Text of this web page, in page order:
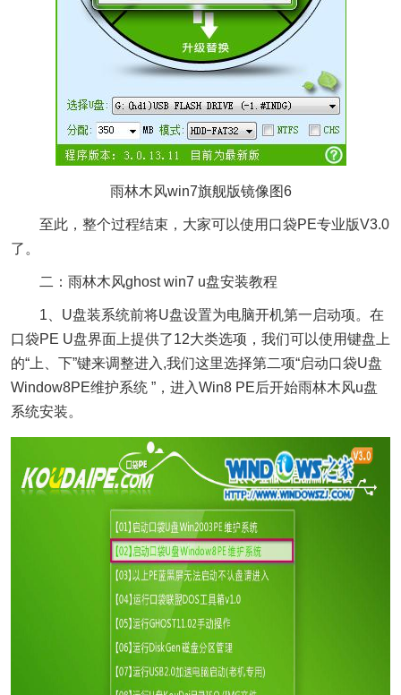
雨林木风win7旗舰版镜像图6
至此，整个过程结束，大家可以使用口袋PE专业版V3.0
了。
二：雨林木风ghost win7 u盘安装教程
1、U盘装系统前将U盘设置为电脑开机第一启动项。在
口袋PE U盘界面上提供了12大类选项，我们可以使用键盘上
的“上、下”键来调整进入,我们这里选择第二项“启动口袋U盘
Window8PE维护系统 ”，进入Win8 PE后开始雨林木风u盘
系统安装。